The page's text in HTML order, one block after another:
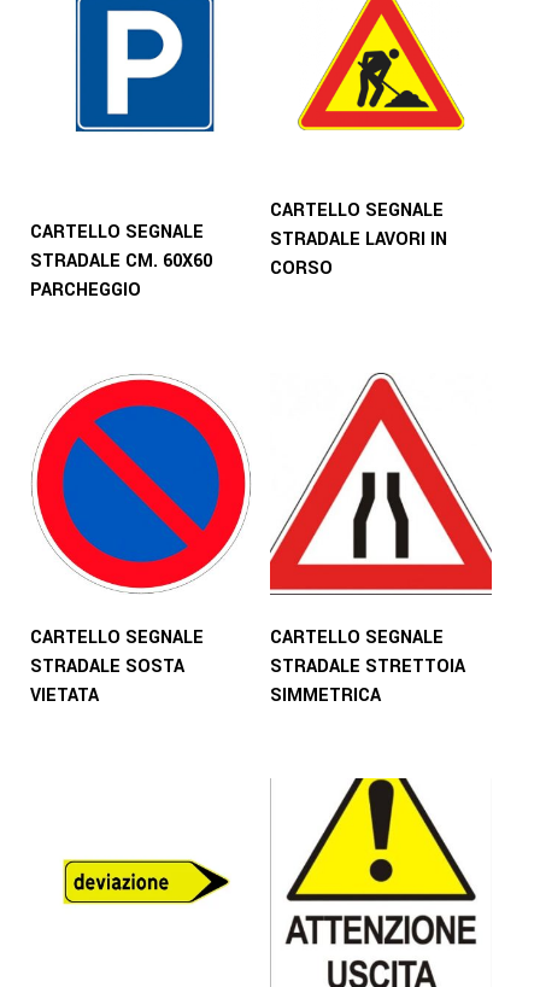
CARTELLO SEGNALE
STRADALE CM. 60X60
PARCHEGGIO
CARTELLO SEGNALE
STRADALE LAVORI IN
CORSO
CARTELLO SEGNALE
STRADALE SOSTA
VIETATA
CARTELLO SEGNALE
STRADALE STRETTOIA
SIMMETRICA